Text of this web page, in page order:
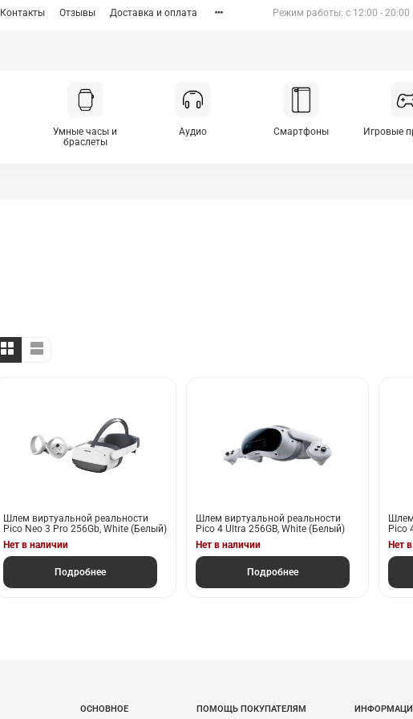
Контакты Отзывы Доставка и оплата Режим работы: c 12:00 - 20:00
Умные часы и
браслеты
Аудио Смартфоны Игровые
Шлем виртуальной реальности
Pico Neo 3 Pro 256Gb, White (Белый)
Нет в наличии
Подробнее
Шлем виртуальной реальности
Pico 4 Ultra 256GB, White (Белый)
Нет в наличии
Подробнее
Pico
Нет
ОСНОВНОЕ ПОМОЩЬ ПОКУПАТЕЛЯМ